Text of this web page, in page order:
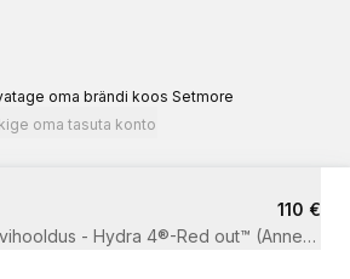
oma brändi koos Setmore
oma tasuta konto
110 €
- Hydra 4®-Red out™ (Anne&Stiil